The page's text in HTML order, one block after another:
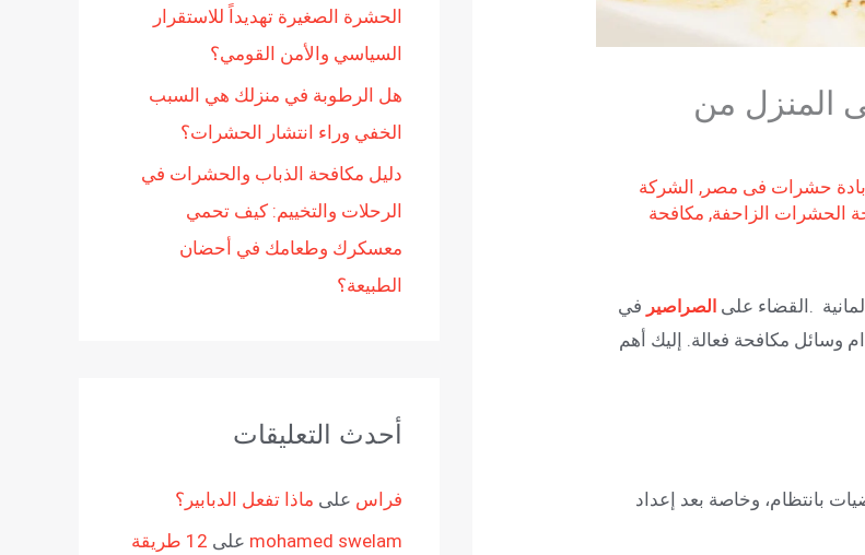
المنزل من
حشرات فى مصر, الشركة
الحشرات الزاحفة, مكافحة
.القضاء علىالصراصير في
وسائل مكافحة فعالة. إليك أهم
بانتظام، وخاصة بعد إعداد
الحشرة الصغيرة تهديداً للاستقرار
السياسي والأمن القومي؟
هل الرطوبة في منزلك هي السبب
الخفي وراء انتشار الحشرات؟
دليل مكافحة الذباب والحشرات في
الرحلات والتخييم: كيف تحمي
معسكرك وطعامك في أحضان
الطبيعة؟
أحدث التعليقات
فراس على ماذا تفعل الدبابير؟
mohamed swelam على
12 طريقة